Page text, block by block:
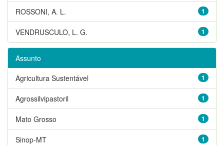
1
ROSSONI, A. L.
1
VENDRUSCULO, L. G.
Assunto
1
Agricultura Sustentável
1
Agrossilvipastoril
1
Mato Grosso
1
Sinop-MT